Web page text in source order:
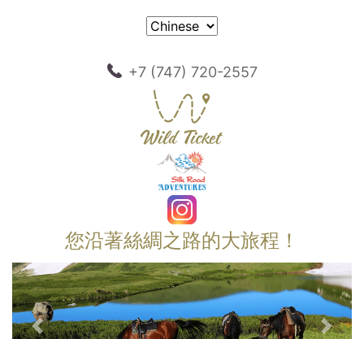
+7 (747) 720-2557
您沿著絲綢之路的大旅程！
以前的 下一個